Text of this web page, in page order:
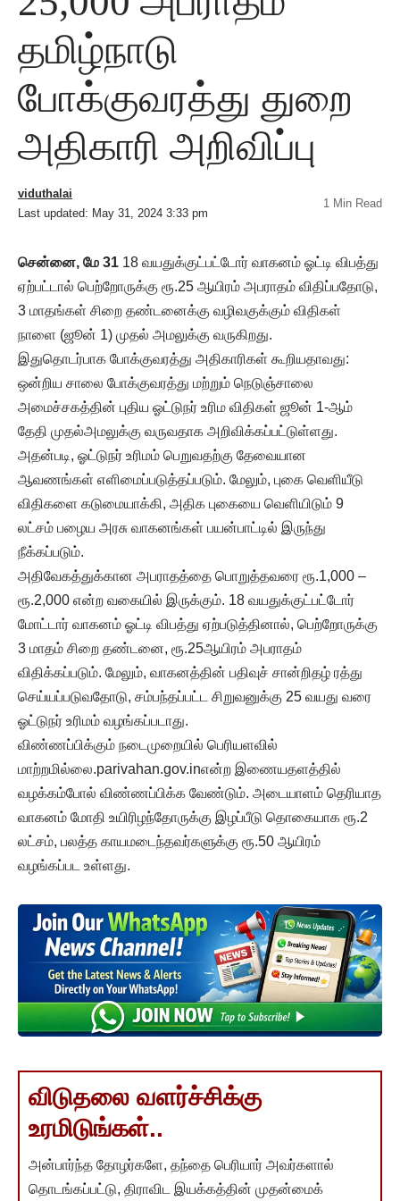
தமிழ்நாடு
போக்குவரத்து துறை
அதிகாரி அறிவிப்பு
Last updated: May 31, 2024 3:33 pm
viduthalai
1 Min Read
சென்னை, மே 31 18 வயதுக்குட்பட்டோர் வாகனம் ஓட்டி விபத்து
ஏற்பட்டால் பெற்றோருக்கு ரூ.25 ஆயிரம் அபராதம் விதிப்பதோடு,
3 மாதங்கள் சிறை தண்டனைக்கு வழிவகுக்கும் விதிகள்
நாளை (ஜூன் 1) முதல் அமலுக்கு வருகிறது.
இதுதொடர்பாக போக்குவரத்து அதிகாரிகள் கூறியதாவது:
ஒன்றிய சாலை போக்குவரத்து மற்றும் நெடுஞ்சாலை
அமைச்சகத்தின் புதிய ஓட்டுநர் உரிம விதிகள் ஜூன் 1-ஆம்
தேதி முதல்அமலுக்கு வருவதாக அறிவிக்கப்பட்டுள்ளது.
அதன்படி, ஓட்டுநர் உரிமம் பெறுவதற்கு தேவையான
ஆவணங்கள் எளிமைப்படுத்தப்படும். மேலும், புகை வெளியீடு
விதிகளை கடுமையாக்கி, அதிக புகையை வெளியிடும் 9
லட்சம் பழைய அரசு வாகனங்கள் பயன்பாட்டில் இருந்து
நீக்கப்படும்.
அதிவேகத்துக்கான அபராதத்தை பொறுத்தவரை ரூ.1,000 –
ரூ.2,000 என்ற வகையில் இருக்கும். 18 வயதுக்குட்பட்டோர்
மோட்டார் வாகனம் ஓட்டி விபத்து ஏற்படுத்தினால், பெற்றோருக்கு
3 மாதம் சிறை தண்டனை, ரூ.25ஆயிரம் அபராதம்
விதிக்கப்படும். மேலும், வாகனத்தின் பதிவுச் சான்றிதழ் ரத்து
செய்யப்படுவதோடு, சம்பந்தப்பட்ட சிறுவனுக்கு 25 வயது வரை
ஓட்டுநர் உரிமம் வழங்கப்படாது.
விண்ணப்பிக்கும் நடைமுறையில் பெரியளவில்
மாற்றமில்லை.parivahan.gov.inஎன்ற இணையதளத்தில்
வழக்கம்போல் விண்ணப்பிக்க வேண்டும். அடையாளம் தெரியாத
வாகனம் மோதி உயிரிழந்தோருக்கு இழப்பீடு தொகையாக ரூ.2
லட்சம், பலத்த காயமடைந்தவர்களுக்கு ரூ.50 ஆயிரம்
வழங்கப்பட உள்ளது.
விடுதலை வளர்ச்சிக்கு
உரமிடுங்கள்..
அன்பார்ந்த தோழர்களே, தந்தை பெரியார் அவர்களால்
தொடங்கப்பட்டு, திராவிட இயக்கத்தின் முதன்மைக்